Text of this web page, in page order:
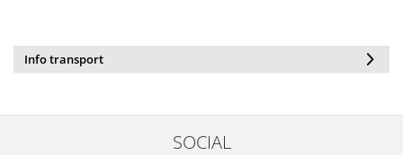
Info transport
SOCIAL